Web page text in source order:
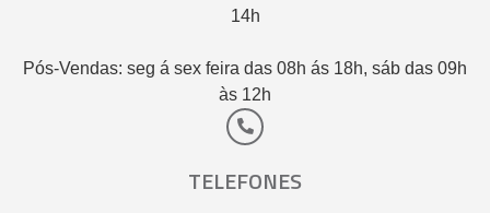
14h
Pós-Vendas: seg á sex feira das 08h ás 18h, sáb das 09h
às 12h
TELEFONES